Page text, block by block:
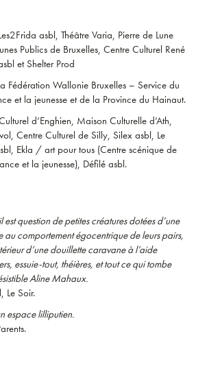
asbl, Théâtre Varia, Pierre de Lune
Publics de Bruxelles, Centre Culturel René
et Shelter Prod
Fédération Wallonie Bruxelles – Service du
et la jeunesse et de la Province du Hainaut.
d’Enghien, Maison Culturelle d’Ath,
Centre Culturel de Silly, Silex asbl, Le
Ekla / art pour tous (Centre scénique de
et la jeunesse), Défilé asbl.
question de petites créatures dotées d’une
au comportement égocentrique de leurs pairs,
d’une douillette caravane à l’aide
essuie-tout, théières, et tout ce qui tombe
Aline Mahaux.
Le Soir.
espace lilliputien.